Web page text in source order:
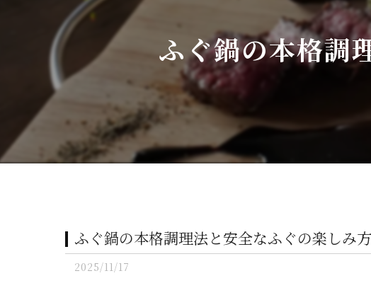
ふぐ鍋の本格調
ふぐ鍋の本格調理法と安全なふぐの楽しみ
2025/11/17